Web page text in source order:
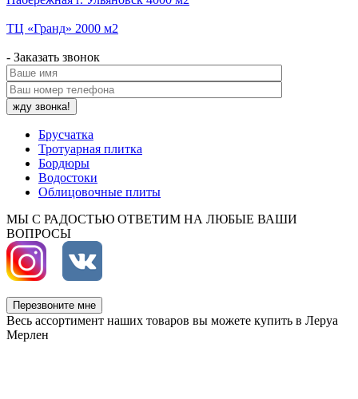
ТЦ «Гранд» 2000 м2
- Заказать звонок
Брусчатка
Тротуарная плитка
Бордюры
Водостоки
Облицовочные плиты
МЫ С РАДОСТЬЮ ОТВЕТИМ НА ЛЮБЫЕ ВАШИ
ВОПРОСЫ
Перезвоните мне
Весь ассортимент наших товаров вы можете купить в Леруа
Мерлен